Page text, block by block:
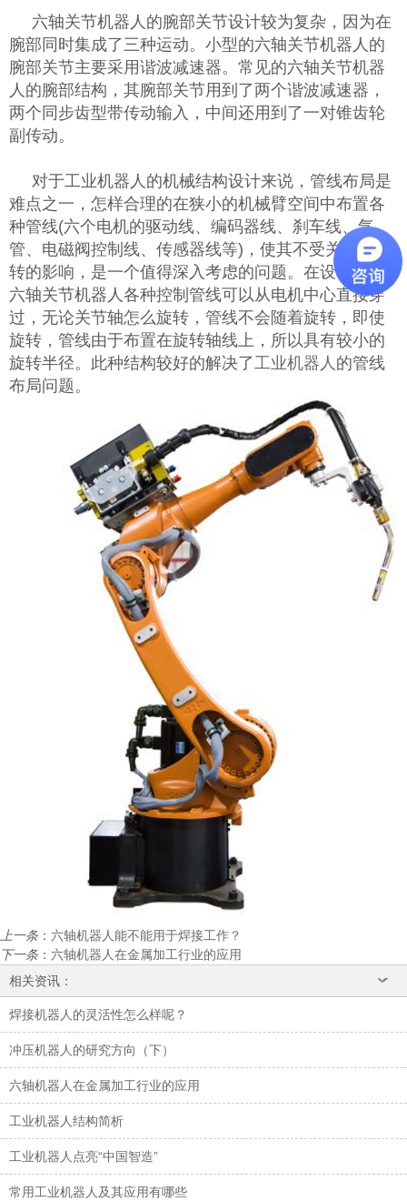
六轴关节机器人的腕部关节设计较为复杂，因为在
腕部同时集成了三种运动。小型的六轴关节机器人的
腕部关节主要采用谐波减速器。常见的六轴关节机器
人的腕部结构，其腕部关节用到了两个谐波减速器，
两个同步齿型带传动输入，中间还用到了一对锥齿轮
副传动。
对于工业机器人的机械结构设计来说，管线布局是
难点之一，怎样合理的在狭小的机械臂空间中布置各
种管线(六个电机的驱动线、编码器线、刹车线、气
管、电磁阀控制线、传感器线等)，使其不受关节轴旋
转的影响，是一个值得深入考虑的问题。在设计中，
六轴关节机器人各种控制管线可以从电机中心直接穿
过，无论关节轴怎么旋转，管线不会随着旋转，即使
旋转，管线由于布置在旋转轴线上，所以具有较小的
旋转半径。此种结构较好的解决了工业机器人 的管线
布局问题。
上一条： 六轴机器人能不能用于焊接工作？
下一条： 六轴机器人在金属加工行业的应用
相关资讯：
焊接机器人的灵活性怎么样呢？
冲压机器人的研究方向（下）
六轴机器人在金属加工行业的应用
工业机器人结构简析
工业机器人点亮“中国智造”
常用工业机器人及其应用有哪些